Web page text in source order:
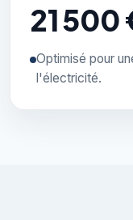
21 500
Optimisé pour
l'électricité.